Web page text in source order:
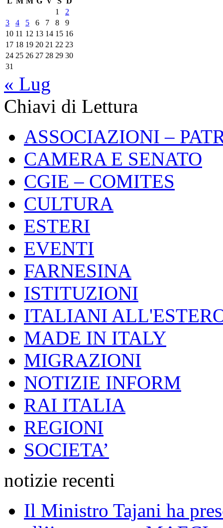
1
2
3
4 5 6 7 8
9
10 11 12 13 14 15 16
17 18 19 20 21 22 23
24 25 26 27 28 29 30
31
« Lug
Chiavi di Lettura
ASSOCIAZIONI –
CAMERA E SENATO
CGIE – COMITES
CULTURA
ESTERI
EVENTI
FARNESINA
ISTITUZIONI
ITALIANI
MADE IN ITALY
MIGRAZIONI
NOTIZIE INFORM
RAI ITALIA
REGIONI
SOCIETA’
notizie recenti
Il Ministro Tajani ha